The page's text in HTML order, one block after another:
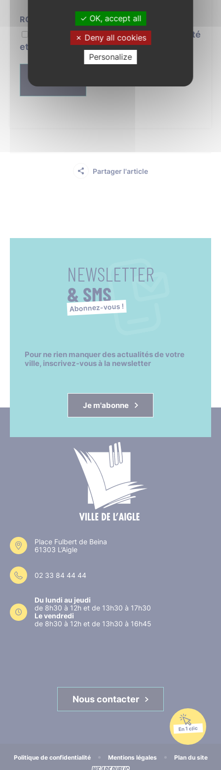
RGPD
J’accepte la politique de confidentialité
et les mentions légales.
Partager l'article
NEWSLETTER
& SMS
Abonnez-vous !
Pour ne rien manquer des actualités de votre
ville, inscrivez-vous à la newsletter
Je m'abonne
Place Fulbert de Beina
61303 L’Aigle
02 33 84 44 44
Du lundi au jeudi
de 8h30 à 12h et de 13h30 à 17h30
Le vendredi
de 8h30 à 12h et de 13h30 à 16h45
Nous contacter
Politique de confidentialité Mentions légales Plan du site
En 1 clic
OK, accept all
Deny all cookies
Personalize